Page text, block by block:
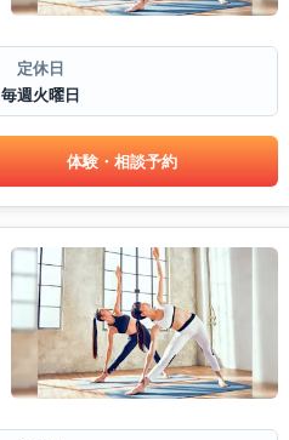
定休日
毎週火曜日
体験・相談予約